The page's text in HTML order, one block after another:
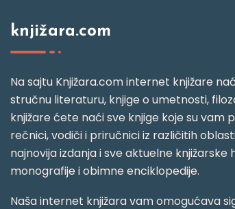
knjižara.com
Na sajtu Knjižara.com internet knjižare
stručnu literaturu, knjige o umetnosti,
knjižare ćete naći sve knjige koje su vam
rečnici, vodiči i priručnici iz različitih
najnovija izdanja i sve aktuelne
monografije i obimne enciklopedije.
Naša internet knjižara vam omogućava